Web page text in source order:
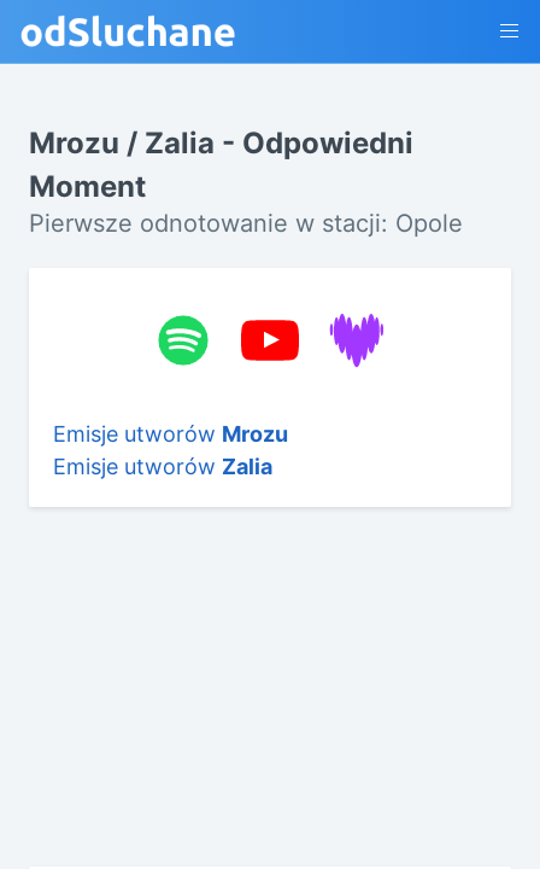
Mrozu / Zalia - Odpowiedni
Moment
Pierwsze odnotowanie w stacji: Opole
Emisje utworów Mrozu
Emisje utworów Zalia